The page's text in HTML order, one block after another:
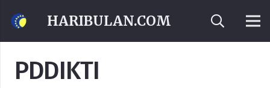
HARIBULAN.COM
PDDIKTI